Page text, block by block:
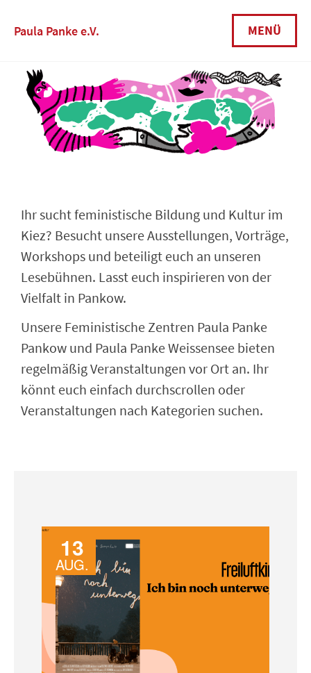
Paula Panke e.V. MENÜ
Ihr sucht feministische Bildung und Kultur im
Kiez? Besucht unsere Ausstellungen, Vorträge,
Workshops und beteiligt euch an unseren
Lesebühnen. Lasst euch inspirieren von der
Vielfalt in Pankow.
Unsere Feministische Zentren Paula Panke
Pankow und Paula Panke Weissensee bieten
regelmäßig Veranstaltungen vor Ort an. Ihr
könnt euch einfach durchscrollen oder
Veranstaltungen nach Kategorien suchen.
13
AUG.